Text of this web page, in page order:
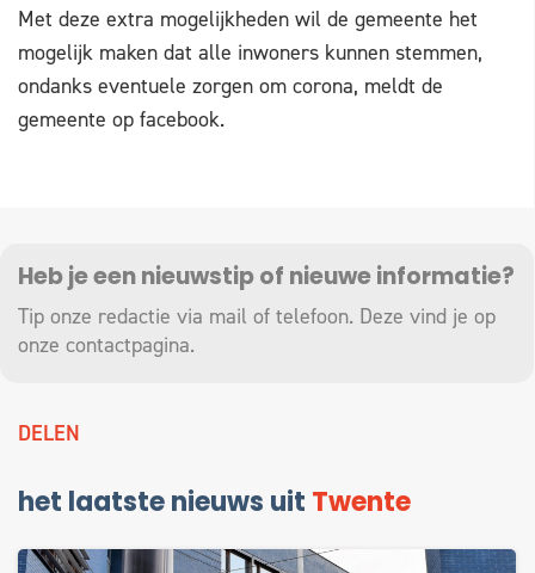
Met deze extra mogelijkheden wil de gemeente het
mogelijk maken dat alle inwoners kunnen stemmen,
ondanks eventuele zorgen om corona, meldt de
gemeente op facebook.
Heb je een nieuwstip of nieuwe informatie?
Tip onze redactie via mail of telefoon. Deze vind je op
onze contactpagina.
DELEN
het laatste nieuws uit Twente